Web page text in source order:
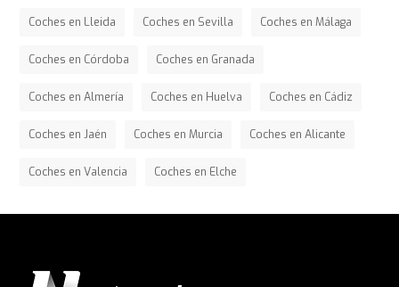
Coches en Lleida Coches en Sevilla Coches en Málaga
Coches en Córdoba Coches en Granada
Coches en Almería Coches en Huelva Coches en Cádiz
Coches en Jaén Coches en Murcia Coches en Alicante
Coches en Valencia Coches en Elche